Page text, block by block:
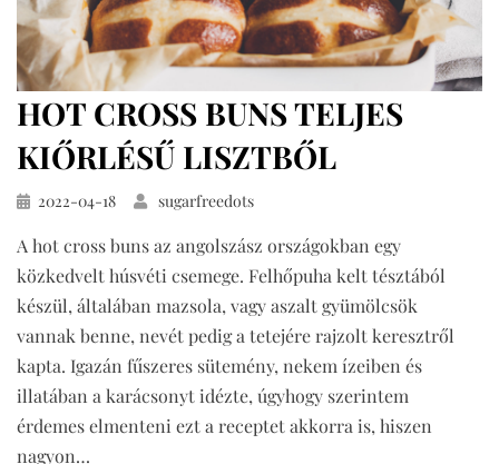
HOT CROSS BUNS TELJES
KIŐRLÉSŰ LISZTBŐL
Közzétéve
2022-04-18 sugarfreedots
A hot cross buns az angolszász országokban egy
közkedvelt húsvéti csemege. Felhőpuha kelt tésztából
készül, általában mazsola, vagy aszalt gyümölcsök
vannak benne, nevét pedig a tetejére rajzolt keresztről
kapta. Igazán fűszeres sütemény, nekem ízeiben és
illatában a karácsonyt idézte, úgyhogy szerintem
érdemes elmenteni ezt a receptet akkorra is, hiszen
nagyon…